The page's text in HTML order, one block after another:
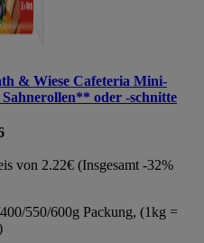
& Wiese Cafeteria Mini-
oder -schnitte
von 2.22€ (Insgesamt -32%
550/600g Packung, (1kg =